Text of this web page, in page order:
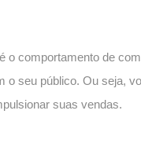
o comportamento de
o seu público. Ou seja,
suas vendas.